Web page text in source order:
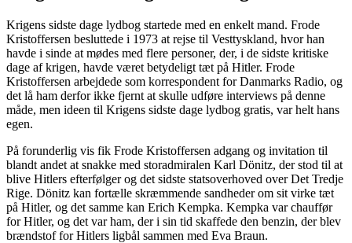
Krigens sidste dage lydbog startede med en enkelt mand. Frode
Kristoffersen besluttede i 1973 at rejse til Vesttyskland, hvor han
havde i sinde at mødes med flere personer, der, i de sidste kritiske
dage af krigen, havde været betydeligt tæt på Hitler. Frode
Kristoffersen arbejdede som korrespondent for Danmarks Radio, og
det lå ham derfor ikke fjernt at skulle udføre interviews på denne
måde, men ideen til Krigens sidste dage lydbog gratis, var helt hans
egen.
På forunderlig vis fik Frode Kristoffersen adgang og invitation til
blandt andet at snakke med storadmiralen Karl Dönitz, der stod til at
blive Hitlers efterfølger og det sidste statsoverhoved over Det Tredje
Rige. Dönitz kan fortælle skræmmende sandheder om sit virke tæt
på Hitler, og det samme kan Erich Kempka. Kempka var chauffør
for Hitler, og det var ham, der i sin tid skaffede den benzin, der blev
brændstof for Hitlers ligbål sammen med Eva Braun.